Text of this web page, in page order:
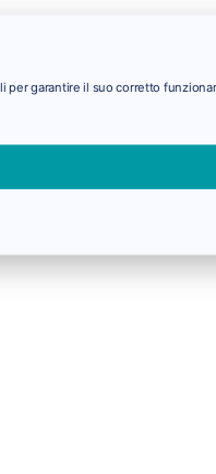
per garantire il suo corretto